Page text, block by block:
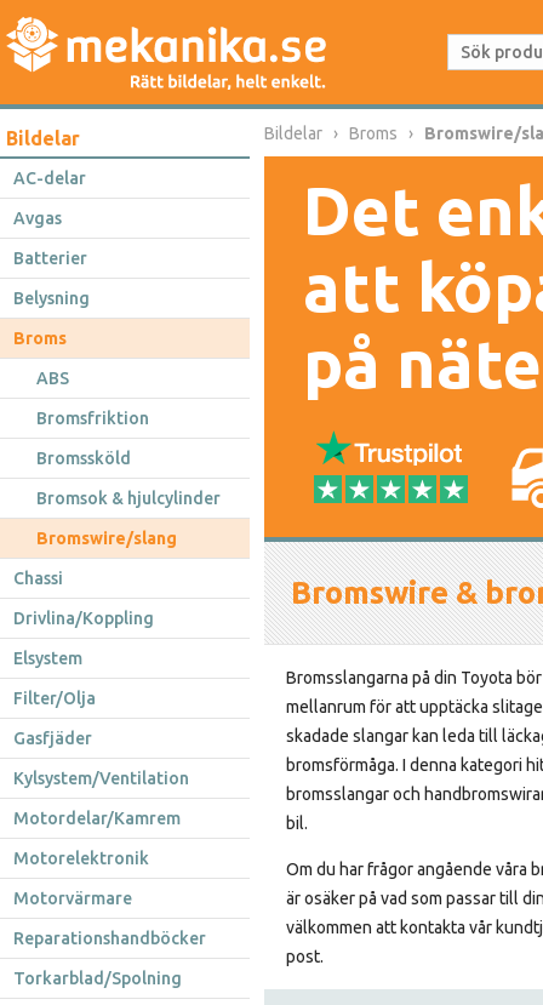
Bildelar
AC-delar
Avgas
Batterier
Belysning
Broms
ABS
Bromsfriktion
Bromssköld
Bromsok & hjulcylinder
Bromswire/slang
Chassi
Drivlina/Koppling
Elsystem
Filter/Olja
Gasfjäder
Kylsystem/Ventilation
Motordelar/Kamrem
Motorelektronik
Motorvärmare
Reparationshandböcker
Torkarblad/Spolning
Bildelar Broms Bromswire/
Det
att
på
Bromswire &
Bromsslangarna på din Toyota
mellanrum för att upptäcka
skadade slangar kan leda till
bromsförmåga. I denna kategori
bromsslangar och
bil.
Om du har frågor angående våra
är osäker på vad som passar till
välkommen att kontakta vår
post.